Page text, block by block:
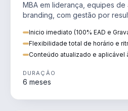
MBA em liderança, equipes
branding, com gestão por
Inicio imediato (100% EAD e
Flexibilidade total de horário e
Conteúdo atualizado e aplicável
DURAÇÃO
6 meses